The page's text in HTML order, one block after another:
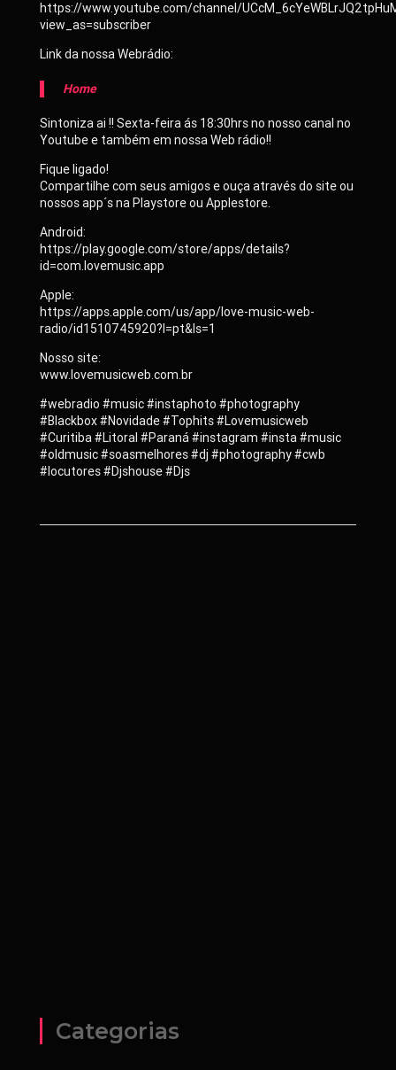
https://www.youtube.com/channel/
view_as=subscriber
Link da nossa Webrádio:
Home
Sintoniza ai !! Sexta-feira ás 18:30hrs no nosso canal no
Youtube e também em nossa Web rádio!!
Fique ligado!
Compartilhe com seus amigos e ouça através do site ou
nossos app´s na Playstore ou Applestore.
Android:
https://play.google.com/store/apps/details?
id=com.lovemusic.app
Apple:
https://apps.apple.com/us/app/love-music-web-
radio/id1510745920?l=pt&ls=1
Nosso site:
www.lovemusicweb.com.br
#webradio #music #instaphoto #photography
#Blackbox #Novidade #Tophits #Lovemusicweb
#Curitiba #Litoral #Paraná #instagram #insta #music
#oldmusic #soasmelhores #dj #photography #cwb
#locutores #Djshouse #Djs
Categorias